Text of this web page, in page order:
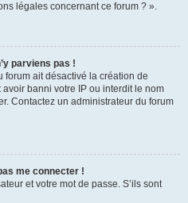
légales concernant ce forum ? ».
parviens pas !
forum ait désactivé la création de
banni votre IP ou interdit le nom
Contactez un administrateur du forum
me connecter !
et votre mot de passe. S’ils sont